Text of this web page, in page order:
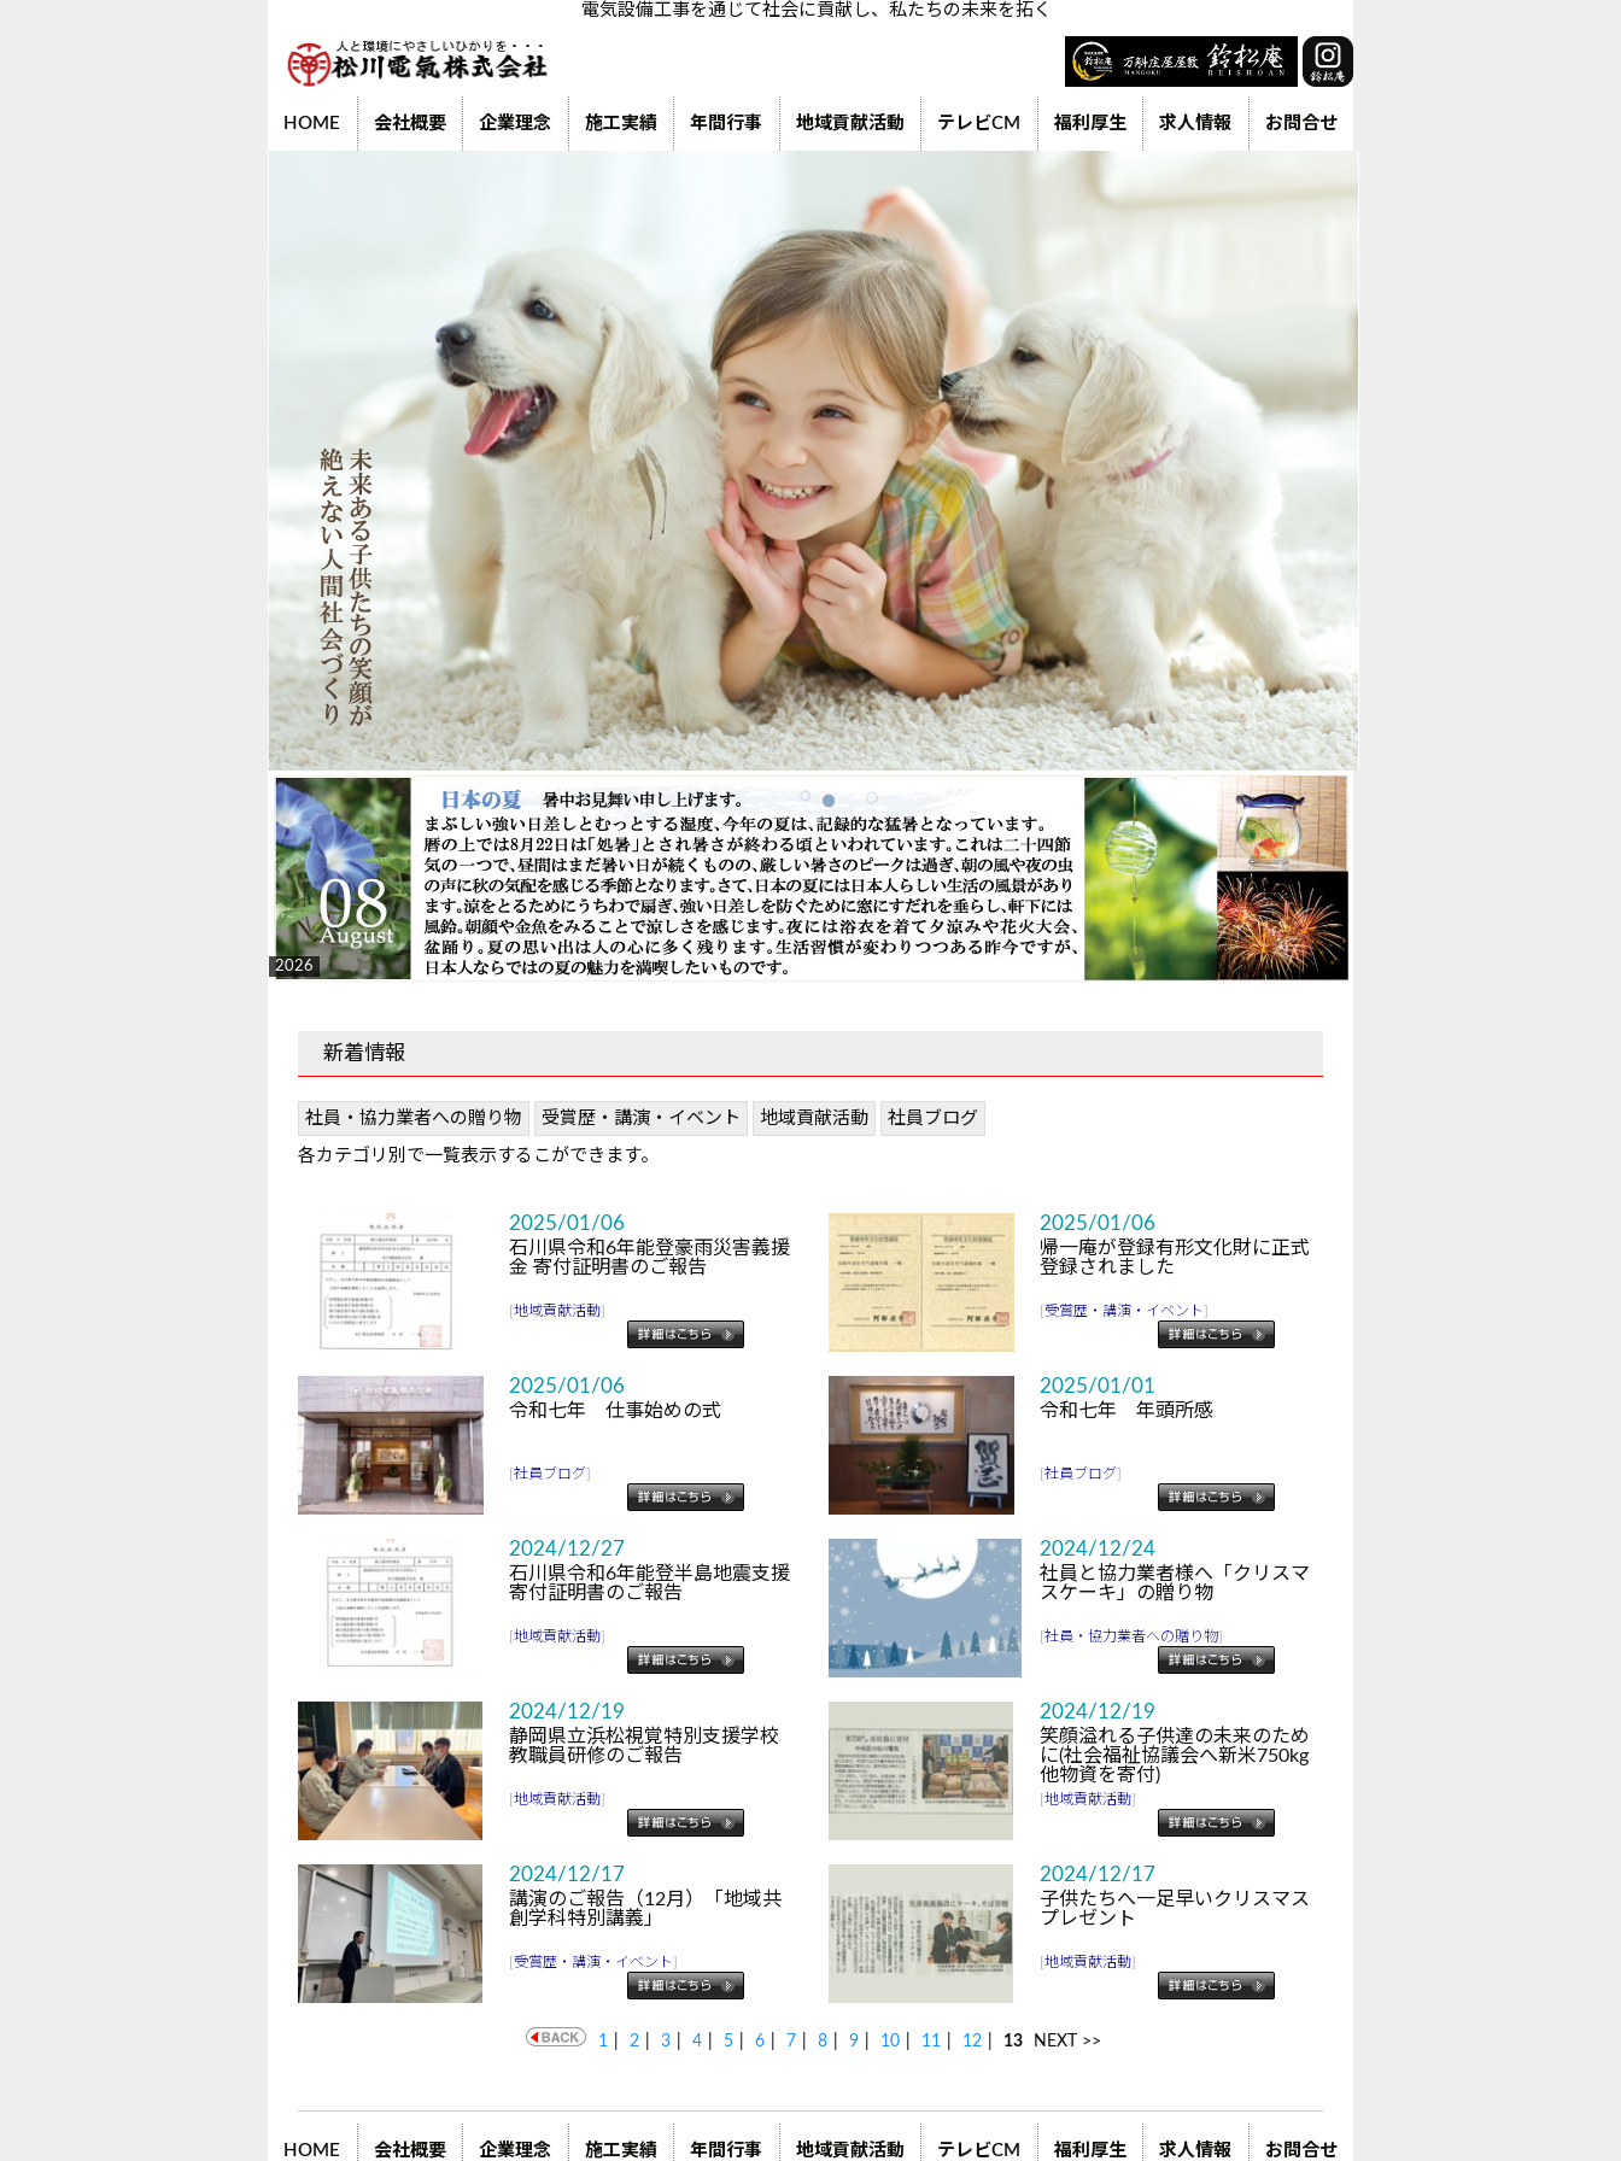
電気設備工事を通じて社会に貢献し、私たちの未来を拓く
HOME 会社概要 企業理念 施工実績 年間行事 地域貢献活動 テレビCM 福利厚生 求人情報 お問合せ
2026
新着情報
社員・協力業者への贈り物 受賞歴・講演・イベント 地域貢献活動 社員ブログ
各カテゴリ別で一覧表示するこができます。
2025/01/06
石川県令和6年能登豪雨災害義援
金 寄付証明書のご報告
[地域貢献活動]
2025/01/06
帰一庵が登録有形文化財に正式
登録されました
[受賞歴・講演・イベント]
2025/01/06
令和七年 仕事始めの式
[社員ブログ]
2025/01/01
令和七年 年頭所感
[社員ブログ]
2024/12/27
石川県令和6年能登半島地震支援
寄付証明書のご報告
[地域貢献活動]
2024/12/24
社員と協力業者様へ「クリスマ
スケーキ」の贈り物
[社員・協力業者への贈り物]
2024/12/19
静岡県立浜松視覚特別支援学校
教職員研修のご報告
[地域貢献活動]
2024/12/19
笑顔溢れる子供達の未来のため
に(社会福祉協議会へ新米750kg
他物資を寄付)
[地域貢献活動]
2024/12/17
講演のご報告（12月）「地域共
創学科特別講義」
[受賞歴・講演・イベント]
2024/12/17
子供たちへ一足早いクリスマス
プレゼント
[地域貢献活動]
1 2 3 4 5 6 7 8 9 10 11 12 13 NEXT >>
HOME 会社概要 企業理念 施工実績 年間行事 地域貢献活動 テレビCM 福利厚生 求人情報 お問合せ